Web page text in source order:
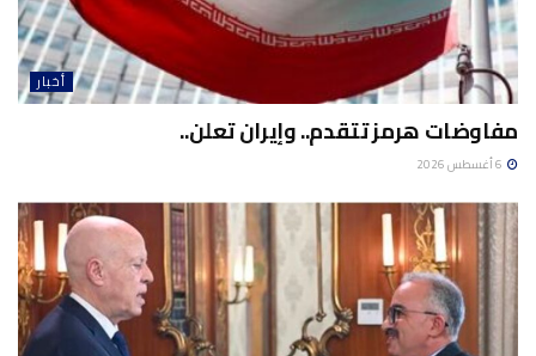
أخبار
مفاوضات هرمز تتقدم.. وإيران تعلن..